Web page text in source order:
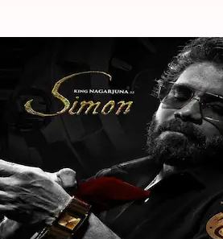
Nagarjuna:
Sirish Praharaju Aug 29, 2024
ఈ వార్తాకథనం ఏంటి
రజనీకాంత్త్వరలో లోకేష్ కనగరాజ్
ఇప్పటికే, సినిమాకు
నేడు నాగార్జున పుట్టిన
పోస్టర్ ద్వారా,నాగార్జున ఈ